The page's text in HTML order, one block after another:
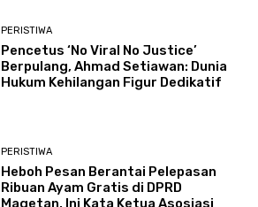
PERISTIWA
Pencetus ‘No Viral No Justice’
Berpulang, Ahmad Setiawan: Dunia
Hukum Kehilangan Figur Dedikatif
PERISTIWA
Heboh Pesan Berantai Pelepasan
Ribuan Ayam Gratis di DPRD
Magetan, Ini Kata Ketua Asosiasi